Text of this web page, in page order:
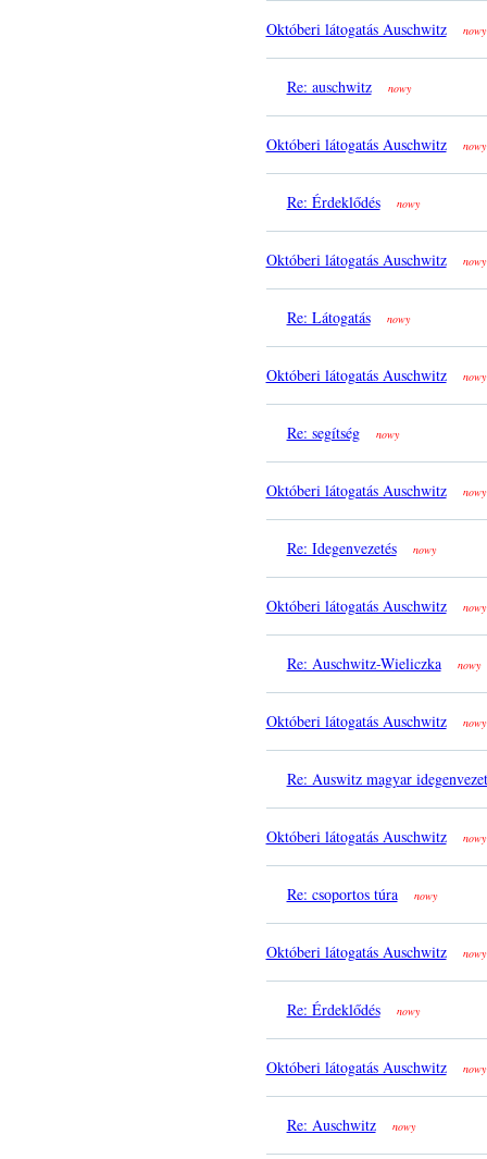
Októberi látogatás Auschwitz nowy
Re: auschwitz nowy
Októberi látogatás Auschwitz nowy
Re: Érdeklődés nowy
Októberi látogatás Auschwitz nowy
Re: Látogatás nowy
Októberi látogatás Auschwitz nowy
Re: segítség nowy
Októberi látogatás Auschwitz nowy
Re: Idegenvezetés nowy
Októberi látogatás Auschwitz nowy
Re: Auschwitz-Wieliczka nowy
Októberi látogatás Auschwitz nowy
Re: Auswitz magyar
Októberi látogatás Auschwitz nowy
Re: csoportos túra nowy
Októberi látogatás Auschwitz nowy
Re: Érdeklődés nowy
Októberi látogatás Auschwitz nowy
Re: Auschwitz nowy